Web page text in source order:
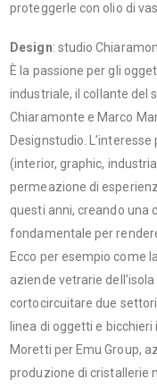
proteggerle con olio di
Design: studio
È la passione per gli
industriale, il collante del
Chiaramonte e Marco
Designstudio.
(interior, graphic,
permeazione di
questi anni, creando una
fondamentale per
Ecco per esempio come
aziende vetrarie
cortocircuitare due
linea di oggetti e
Moretti per Emu Group,
produzione di cristallerie